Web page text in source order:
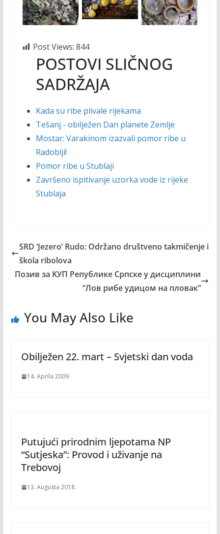
Post Views: 844
POSTOVI SLIČNOG
SADRŽAJA
Kada su ribe plivale rijekama
Tešanj - obilježen Dan planete Zemlje
Mostar: Varakinom izazvali pomor ribe u
Radoblji!
Pomor ribe u Stublaji
Završeno ispitivanje uzorka vode iz rijeke
Stublaja
SRD ‘Jezero’ Rudo: Održano društveno takmičenje i
škola ribolova
Позив зa KУП Републике Српске у дисциплини
“Лов рибе удицом на пловак”
You May Also Like
Obilježen 22. mart – Svjetski dan voda
14. Aprila 2009.
Putujući prirodnim ljepotama NP
“Sutjeska”: Provod i uživanje na
Trebovoj
13. Augusta 2018.